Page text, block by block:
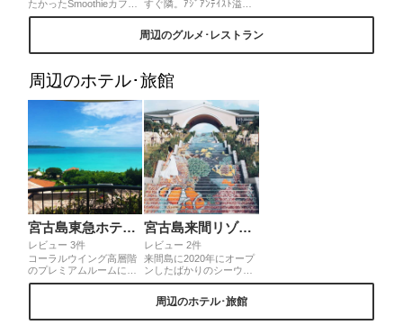
たかったSmoothieカフ
ェ。 種類も豊富で迷っち
私てきにオススメ💙 マン
美味しかったです😋
すぐ隣。ｱｼﾞｱﾝﾃｲｽﾄ溢れ
る店内で食事と季節の新
鮮なスイーツを味わえる
🥭🍋🍊 不動の人気No.1メ
ニュー「完熟マンゴーパ
毎に採れる熱帯果実のﾊﾟ
ﾌｪや、自家製ｵﾘｼﾞﾅﾙｼﾞｪﾗ
有機ﾏﾝｺﾞｰやﾄﾞﾗｺﾞﾝﾌﾙｰﾂ
周辺のグルメ･レストラン
周辺のホテル･旅館
宮古島東急ホテル＆リゾーツ
レビュー 3件
コーラルウイング高層階
のプレミアムルームに宿
泊しました。部屋からは
リラックスしながらもラ
宮古島来間リゾート シーウッドホテル
レビュー 2件
来間島に2020年にオープ
ンしたばかりのシーウッ
ドホテル 。ホテル棟やヴ
ィラなどリゾート間たっ
ぷりの敷地には竜宮城を
思わせるタイルの階段
周辺のホテル･旅館